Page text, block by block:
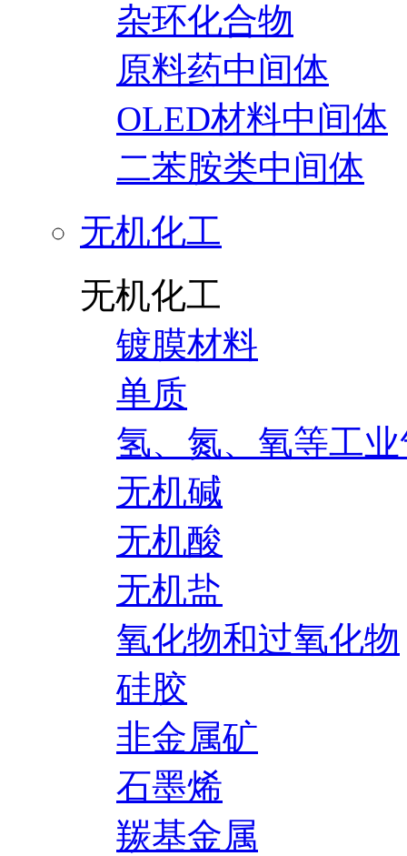
杂环化合物
原料药中间体
OLED材料中间体
二苯胺类中间体
无机化工
无机化工
镀膜材料
单质
氢、氮、氧等工
无机碱
无机酸
无机盐
氧化物和过氧化物
硅胶
非金属矿
石墨烯
羰基金属